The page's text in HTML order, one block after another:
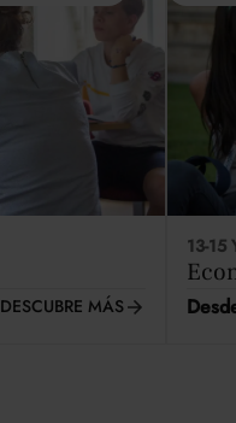
DESCUBRE MÁS
13-15